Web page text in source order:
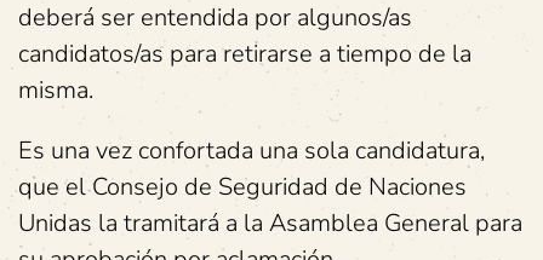
deberá ser entendida por algunos/as
candidatos/as para retirarse a tiempo de la
misma.
Es una vez confortada una sola candidatura,
que el Consejo de Seguridad de Naciones
Unidas la tramitará a la Asamblea General para